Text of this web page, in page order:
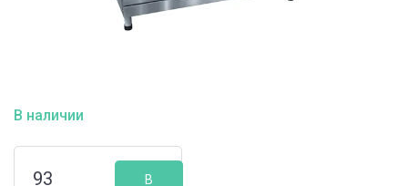
В наличии
93
В